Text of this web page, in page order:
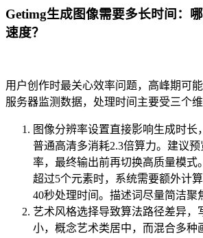
Getimg生成图像需要多长时间：
速度？
用户创作时最关心效率问题，高峰期可
服务器监测数据，处理时间主要受三个维
图像分辨率设置直接影响生成时长
普通高清多消耗2.3倍算力。建议
率，最终输出前再切换高质量模式
超过5个元素时，系统需要额外计
40秒处理时间。描述词尽量简洁聚
艺术风格选择导致算法路径差异，
小，概念艺术类居中，而混合多种